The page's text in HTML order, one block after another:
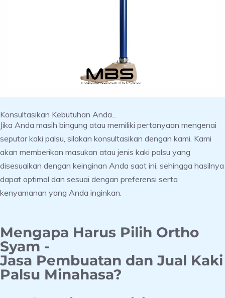
Konsultasikan Kebutuhan Anda...
Jika Anda masih bingung atau memiliki pertanyaan mengenai
seputar kaki palsu, silakan konsultasikan dengan kami. Kami
akan memberikan masukan atau jenis kaki palsu yang
disesuaikan dengan keinginan Anda saat ini, sehingga hasilnya
dapat optimal dan sesuai dengan preferensi serta
kenyamanan yang Anda inginkan.
Mengapa Harus Pilih Ortho
Syam -
Jasa Pembuatan dan Jual Kaki
Palsu Minahasa?